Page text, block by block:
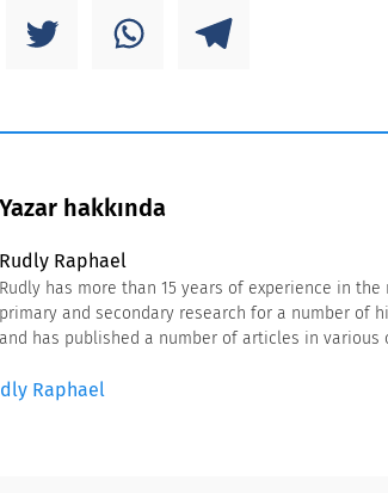
Yazar hakkında
Rudly Raphael
Rudly has more than 15 years of experience in
primary and secondary research for a number of
and has published a number of articles in various
Raphael